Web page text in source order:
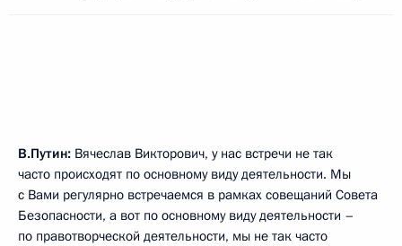
В.Путин: Вячеслав Викторович, у нас встречи не так
часто происходят по основному виду деятельности. Мы
с Вами регулярно встречаемся в рамках совещаний Совета
Безопасности, а вот по основному виду деятельности –
по правотворческой деятельности, мы не так часто